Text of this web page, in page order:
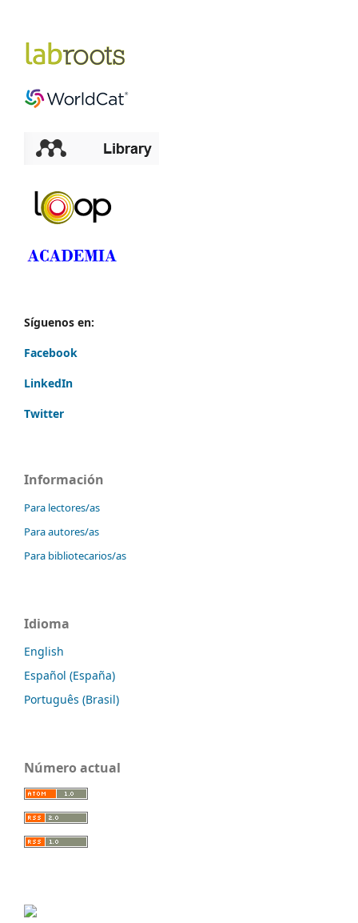
Síguenos en:
Facebook
LinkedIn
Twitter
Información
Para lectores/as
Para autores/as
Para bibliotecarios/as
Idioma
English
Español (España)
Português (Brasil)
Número actual